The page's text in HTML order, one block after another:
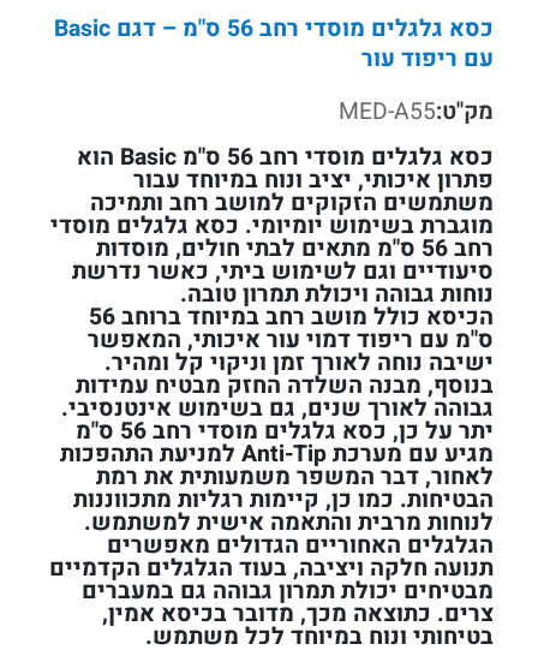
כסא גלגלים מוסדי רחב 56 ס"מ – דגם Basic
עם ריפוד עור
מק"ט:MED-A55
כסא גלגלים מוסדי רחב 56 ס"מ Basic הוא
פתרון איכותי, יציב ונוח במיוחד עבור
משתמשים הזקוקים למושב רחב ותמיכה
מוגברת בשימוש יומיומי. כסא גלגלים מוסדי
רחב 56 ס"מ מתאים לבתי חולים, מוסדות
סיעודיים וגם לשימוש ביתי, כאשר נדרשת
נוחות גבוהה ויכולת תמרון טובה.
הכיסא כולל מושב רחב במיוחד ברוחב 56
ס"מ עם ריפוד דמוי עור איכותי, המאפשר
ישיבה נוחה לאורך זמן וניקוי קל ומהיר.
בנוסף, מבנה השלדה החזק מבטיח עמידות
גבוהה לאורך שנים, גם בשימוש אינטנסיבי.
יתר על כן, כסא גלגלים מוסדי רחב 56 ס"מ
מגיע עם מערכת Anti-Tip למניעת התהפכות
לאחור, דבר המשפר משמעותית את רמת
הבטיחות. כמו כן, קיימות רגליות מתכווננות
לנוחות מרבית והתאמה אישית למשתמש.
הגלגלים האחוריים הגדולים מאפשרים
תנועה חלקה ויציבה, בעוד הגלגלים הקדמיים
מבטיחים יכולת תמרון גבוהה גם במעברים
צרים. כתוצאה מכך, מדובר בכיסא אמין,
בטיחותי ונוח במיוחד לכל משתמש.